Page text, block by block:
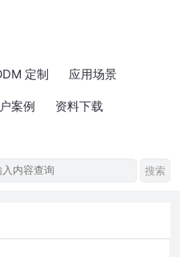
定制 应用场景
案例 资料下载